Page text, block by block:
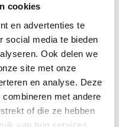
cookies
en advertenties te
social media te bieden
Ook delen we
site met onze
en analyse. Deze
met andere
of die ze hebben
van hun services.
voor
en